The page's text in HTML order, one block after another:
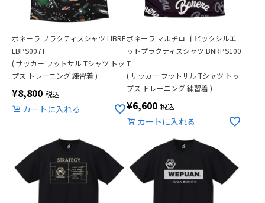
ボネーラ プラクティスシャツ LIBRE
LBPS007T
( サッカー フットサル Tシャツ トッ
プス トレーニング 練習着 )
¥8,800 税込
カートに入れる
ボネーラ マルチロゴ ビックシルエ
ットプラクティスシャツ BNRPS100
T
( サッカー フットサル Tシャツ トッ
プス トレーニング 練習着 )
¥6,600 税込
カートに入れる